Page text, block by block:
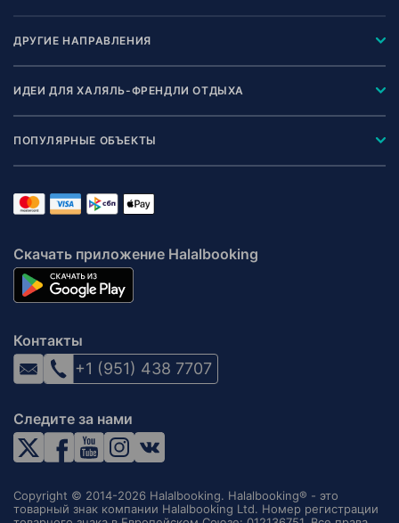
ДРУГИЕ НАПРАВЛЕНИЯ
ИДЕИ ДЛЯ ХАЛЯЛЬ-ФРЕНДЛИ ОТДЫХА
ПОПУЛЯРНЫЕ ОБЪЕКТЫ
Скачать приложение Halalbooking
Контакты
+1 (951) 438 7707
Следите за нами
Copyright © 2014-2026 Halalbooking. Halalbooking® - это
товарный знак компании Halalbooking Ltd. Номер регистрации